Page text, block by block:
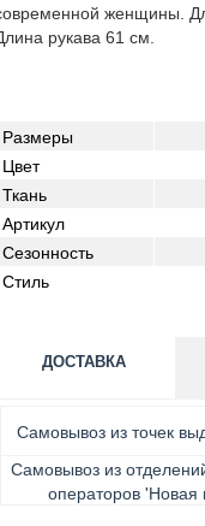
женщины.
рукава 61 см.
Размеры
Цвет
Ткань
Артикул
Сезонность
Стиль
ДОСТАВКА
Самовывоз из точек
Самовывоз из
операторов 'Новая
Оплата при
Pay,
для физических
Гарантия.
Доставка за